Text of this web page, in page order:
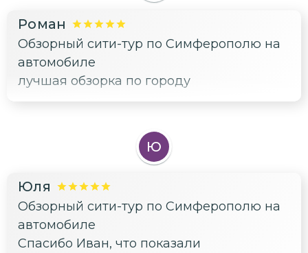
Роман
Обзорный сити-тур по Симферополю на
автомобиле
лучшая обзорка по городу
Ю
Юля
Обзорный сити-тур по Симферополю на
автомобиле
Спасибо Иван, что показали